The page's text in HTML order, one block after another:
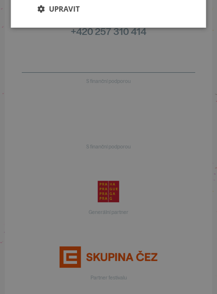
Informace o programu
+420 257 310 414
S finanční podporou
S finanční podporou
Generální partner
Partner festivalu
UPRAVIT